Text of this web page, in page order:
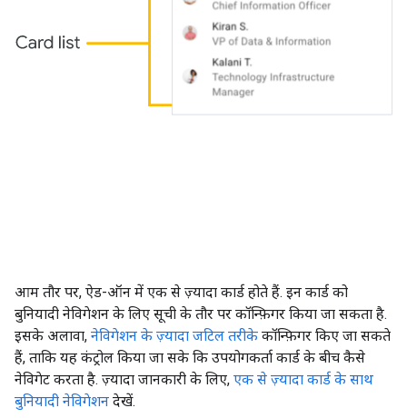
आम तौर पर, ऐड-ऑन में एक से ज़्यादा कार्ड होते हैं. इन कार्ड को
बुनियादी नेविगेशन के लिए सूची के तौर पर कॉन्फ़िगर किया जा सकता है.
इसके अलावा, नेविगेशन के ज़्यादा जटिल तरीके कॉन्फ़िगर किए जा सकते
हैं, ताकि यह कंट्रोल किया जा सके कि उपयोगकर्ता कार्ड के बीच कैसे
नेविगेट करता है. ज़्यादा जानकारी के लिए, एक से ज़्यादा कार्ड के साथ
बुनियादी नेविगेशन देखें.